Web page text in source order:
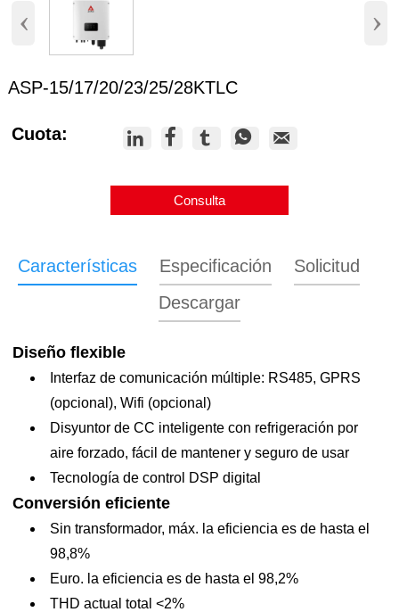
‹ ›
ASP-15/17/20/23/25/28KTLC
Cuota:     
Consulta
Características Especificación
Solicitud
Descargar
Diseño flexible
Interfaz de comunicación múltiple: RS485, GPRS
(opcional), Wifi (opcional)
Disyuntor de CC inteligente con refrigeración por
aire forzado, fácil de mantener y seguro de usar
Tecnología de control DSP digital
Conversión eficiente
Sin transformador, máx. la eficiencia es de hasta el
98,8%
Euro. la eficiencia es de hasta el 98,2%
THD actual total <2%
15KTL 17KTLC 20KTLC
Aporte
Máx. Potencia de
entrada CC
ASP-
15/17/20/23/25/28KTLC.pdf